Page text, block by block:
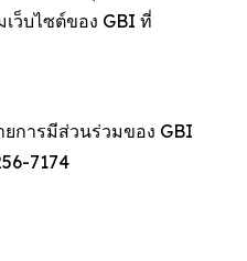
เว็บไซต์ของ GBI ที่
การมีส่วนร่วมของ GBI
7174